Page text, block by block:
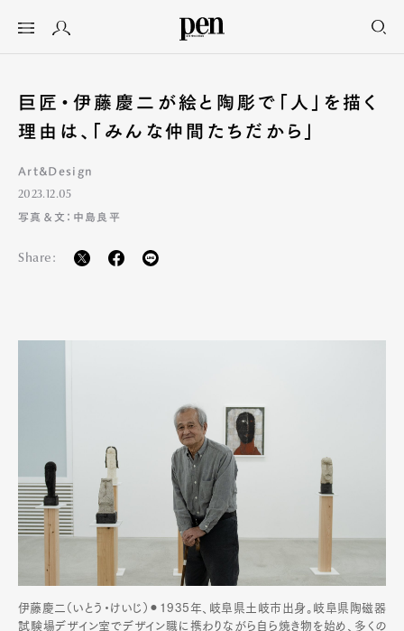
巨匠・伊藤慶二が絵と陶彫で「人」を描く
理由は、「みんな仲間たちだから」
Art&Design
2023.12.05
写真＆文：中島良平
Share:
伊藤慶二（いとう・けいじ）⚫︎1935年、岐阜県土岐市出身。岐阜県陶磁器
試験場デザイン室でデザイン職に携わりながら自ら焼き物を始め、多くの